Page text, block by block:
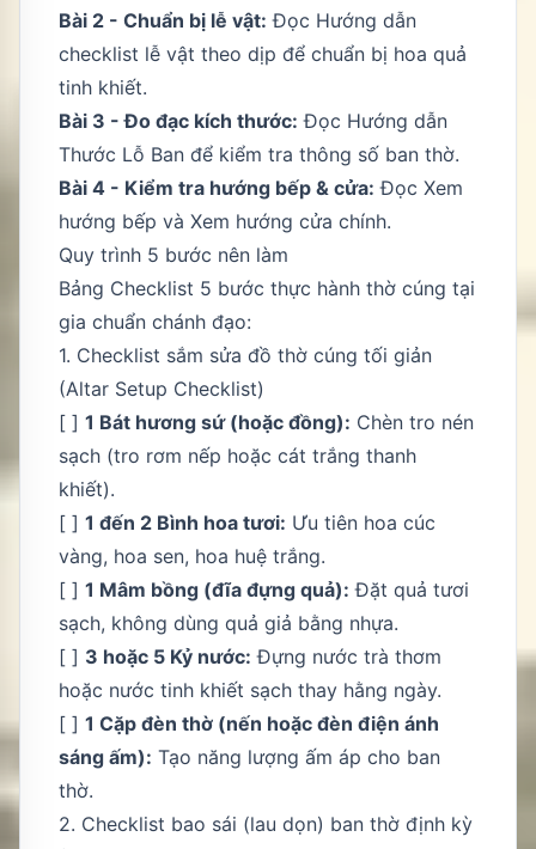
Bài 2 - Chuẩn bị lễ vật: Đọc Hướng dẫn
checklist lễ vật theo dịp để chuẩn bị hoa quả
tinh khiết.
Bài 3 - Đo đạc kích thước: Đọc Hướng dẫn
Thước Lỗ Ban để kiểm tra thông số ban thờ.
Bài 4 - Kiểm tra hướng bếp & cửa: Đọc Xem
hướng bếp và Xem hướng cửa chính.
Quy trình 5 bước nên làm
Bảng Checklist 5 bước thực hành thờ cúng tại
gia chuẩn chánh đạo:
1. Checklist sắm sửa đồ thờ cúng tối giản
(Altar Setup Checklist)
[ ] 1 Bát hương sứ (hoặc đồng): Chèn tro nén
sạch (tro rơm nếp hoặc cát trắng thanh
khiết).
[ ] 1 đến 2 Bình hoa tươi: Ưu tiên hoa cúc
vàng, hoa sen, hoa huệ trắng.
[ ] 1 Mâm bồng (đĩa đựng quả): Đặt quả tươi
sạch, không dùng quả giả bằng nhựa.
[ ] 3 hoặc 5 Kỷ nước: Đựng nước trà thơm
hoặc nước tinh khiết sạch thay hằng ngày.
[ ] 1 Cặp đèn thờ (nến hoặc đèn điện ánh
sáng ấm): Tạo năng lượng ấm áp cho ban
thờ.
2. Checklist bao sái (lau dọn) ban thờ định kỳ